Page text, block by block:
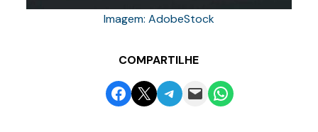
Imagem: AdobeStock
COMPARTILHE
Share on Facebook
Email this PageShare on Telegram
Email this PageShare on WhatsApp